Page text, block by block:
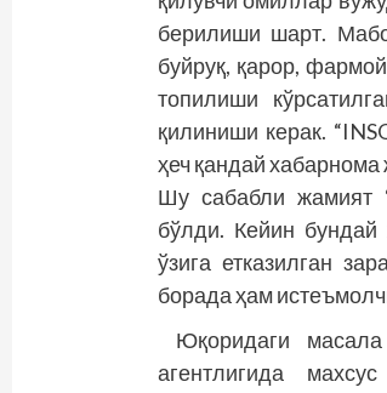
берилиши шарт.
буйруқ, қарор,
топилиши
қилиниши керак.
ҳеч қандай
Шу сабабли жамият
бўлди. Кейин
ўзига етказилган
борада ҳам
Юқоридаги
агентлигида